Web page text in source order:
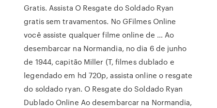
Gratis. Assista O Resgate do Soldado Ryan
gratis sem travamentos. No GFilmes Online
você assiste qualquer filme online de … Ao
desembarcar na Normandia, no dia 6 de junho
de 1944, capitão Miller (T, filmes dublado e
legendado em hd 720p, assista online o resgate
do soldado ryan. O Resgate do Soldado Ryan
Dublado Online Ao desembarcar na Normandia,